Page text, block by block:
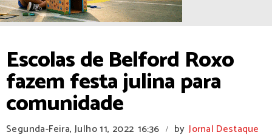
Escolas de Belford Roxo
fazem festa julina para
comunidade
Segunda-Feira, Julho 11, 2022 16:36 / by Jornal Destaque